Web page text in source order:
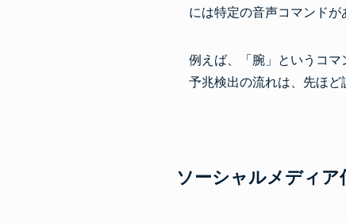
には特定の音声コマンドが
例えば、「腕」というコ
予兆検出の流れは、先ほど
ソーシャルメディア